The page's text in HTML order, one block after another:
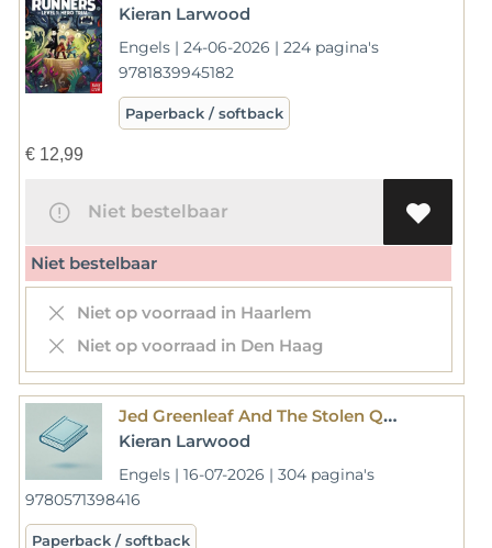
Kieran Larwood
Engels | 24-06-2026 | 224 pagina's
9781839945182
Paperback / softback
€12,99
Niet bestelbaar
Niet bestelbaar
Niet op voorraad in Haarlem
Niet op voorraad in Den Haag
Jed Greenleaf And The Stolen Queen
Kieran Larwood
Engels | 16-07-2026 | 304 pagina's
9780571398416
Paperback / softback